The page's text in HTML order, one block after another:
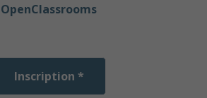
OpenClassrooms
Inscription *